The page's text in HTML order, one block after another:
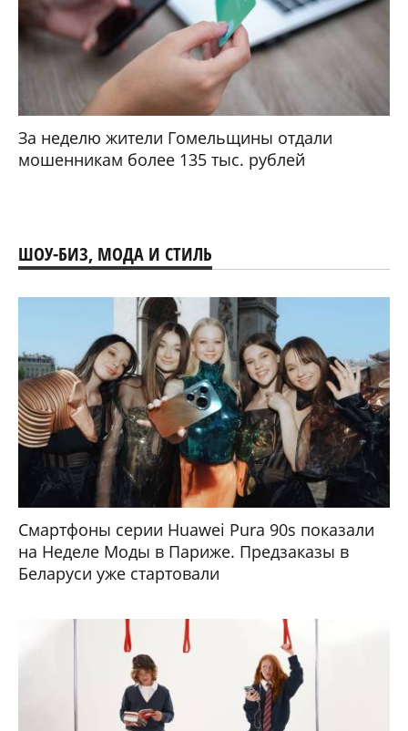
За неделю жители Гомельщины отдали
мошенникам более 135 тыс. рублей
ШОУ-БИЗ, МОДА И СТИЛЬ
Смартфоны серии Huawei Pura 90s показали
на Неделе Моды в Париже. Предзаказы в
Беларуси уже стартовали